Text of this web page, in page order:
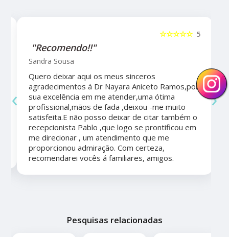
5
☆☆☆☆☆
"Recomendo!!"
Sandra Sousa
Quero deixar aqui os meus sinceros
agradecimentos á Dr Nayara Aniceto Ramos,por
sua excelência em me atender,uma ótima
profissional,mãos de fada ,deixou -me muito
satisfeita.E não posso deixar de citar também o
recepcionista Pablo ,que logo se prontificou em
me direcionar , um atendimento que me
proporcionou admiração. Com certeza,
recomendarei vocês á familiares, amigos.
‹ ›
Pesquisas relacionadas